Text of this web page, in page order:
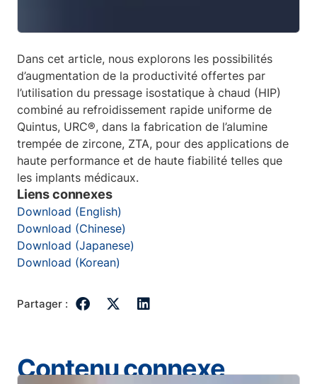
Dans cet article, nous explorons les possibilités
d’augmentation de la productivité offertes par
l’utilisation du pressage isostatique à chaud (HIP)
combiné au refroidissement rapide uniforme de
Quintus, URC®, dans la fabrication de l’alumine
trempée de zircone, ZTA, pour des applications de
haute performance et de haute fiabilité telles que
les implants médicaux.
Liens connexes
Download (English)
Download (Chinese)
Download (Japanese)
Download (Korean)
Partager :
Contenu connexe